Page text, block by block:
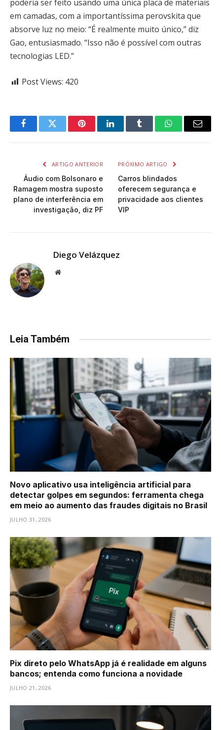
poderia ser feito usando uma única placa de materiais
em camadas, com a importantíssima perovskita que
absorve luz no meio: “É realmente muito único,” diz
Gao, entusiasmado. “Isso não é possível com outras
tecnologias LED.”
Post Views: 420
FacebookTwitter PinterestLinkedInTumblr WhatsAppEmail
ARTIGO ANTERIOR
Áudio com Bolsonaro e
Ramagem mostra suposto
plano de interferência em
investigação, diz PF
PRÓXIMO ARTIGO
Carros blindados
oferecem segurança e
privacidade aos clientes
VIP
Diego Velázquez
Website
Leia Também
Novo aplicativo usa inteligência artificial para
detectar golpes em segundos: ferramenta chega
em meio ao aumento das fraudes digitais no Brasil
JULHO 31, 2026
Pix direto pelo WhatsApp já é realidade em alguns
bancos; entenda como funciona a novidade
JULHO 21, 2026